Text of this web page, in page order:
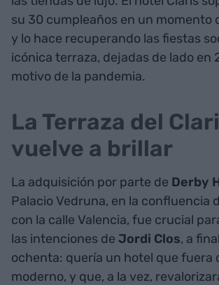
su 30 cumpleaños en un momento
y lo hace recuperando las fiestas
icónica terraza, dejadas de lado en
motivo de la pandemia.
La Terraza del
vuelve a brillar
La adquisición por parte de Derby
Palacio Vedruna, en la confluencia
con la calle Valencia, fue crucial
las intenciones de Jordi Clos, a
ochenta: quería un hotel que fuera
moderno, y que, a la vez,